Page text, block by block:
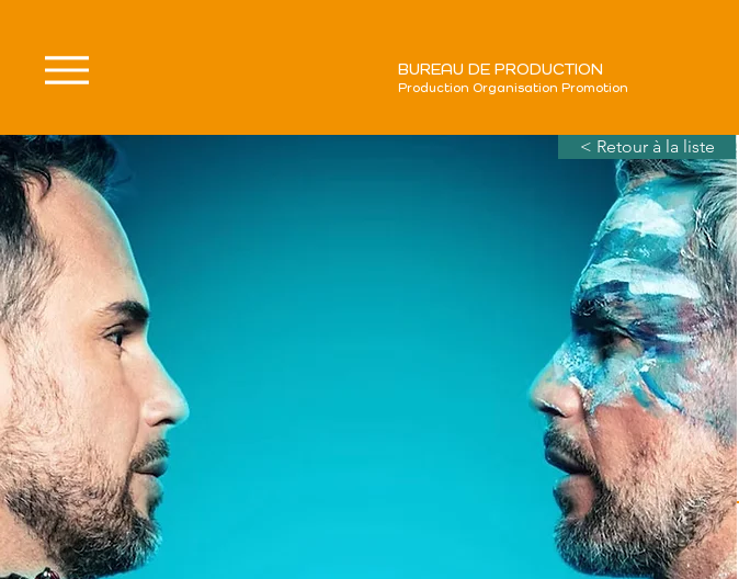
BUREAU DE PRODUCTION
Production Organisation Promotion
< Retour à la liste